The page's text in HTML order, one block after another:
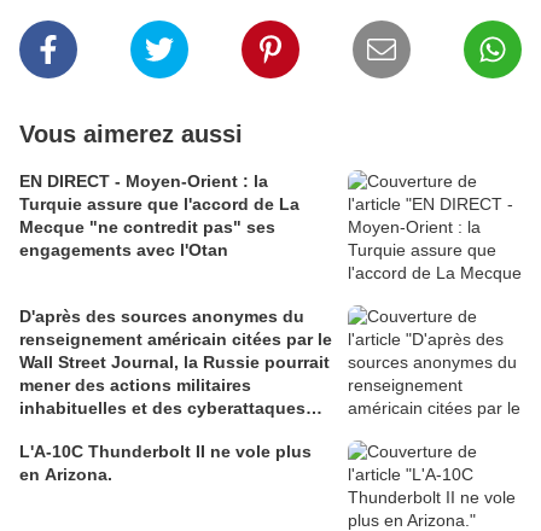
Vous aimerez aussi
EN DIRECT - Moyen-Orient : la
Turquie assure que l'accord de La
Mecque "ne contredit pas" ses
engagements avec l'Otan
D'après des sources anonymes du
renseignement américain citées par le
Wall Street Journal, la Russie pourrait
mener des actions militaires
inhabituelles et des cyberattaques
L'A-10C Thunderbolt II ne vole plus
en Arizona.